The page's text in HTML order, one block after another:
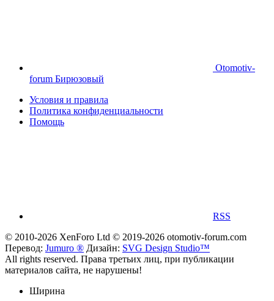
Otomotiv-
forum Бирюзовый
Условия и правила
Политика конфиденциальности
Помощь
RSS
© 2010-2026 XenForo Ltd © 2019-2026 otomotiv-forum.com
Перевод: Jumuro ® Дизайн: SVG Design Studio™
All rights reserved. Права третьих лиц, при публикации
материалов сайта, не нарушены!
Ширина